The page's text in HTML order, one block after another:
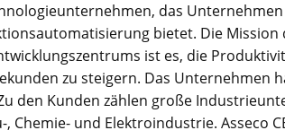
das
bietet. Die
ist es, die
zu steigern. Das Unternehmen
den Kunden zählen große
Chemie- und Elektroindustrie. Asseco